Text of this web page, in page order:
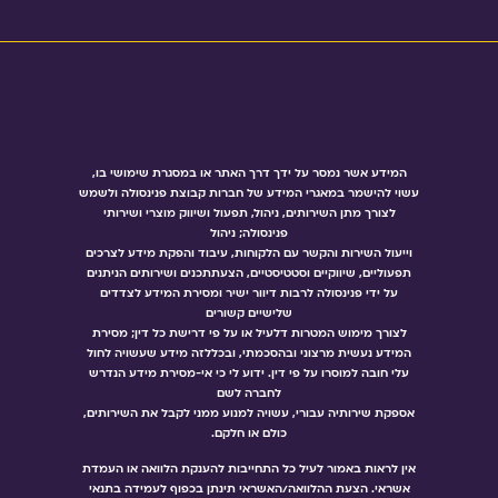
המידע אשר נמסר על ידך דרך האתר או במסגרת שימושי בו,
עשוי להישמר במאגרי המידע של חברות קבוצת פנינסולה ולשמש
לצורך מתן השירותים, ניהול, תפעול ושיווק מוצרי ושירותי
פנינסולה; ניהול
וייעול השירות והקשר עם הלקוחות, עיבוד והפקת מידע לצרכים
תפעוליים, שיווקיים וסטטיסטיים, הצעתתכנים ושירותים הניתנים
על ידי פנינסולה לרבות דיוור ישיר ומסירת המידע לצדדים
שלישיים קשורים
לצורך מימוש המטרות דלעיל או על פי דרישת כל דין; מסירת
המידע נעשית מרצוני ובהסכמתי, ובכללזה מידע שעשויה לחול
עלי חובה למוסרו על פי דין. ידוע לי כי אי-מסירת מידע הנדרש
לחברה לשם
אספקת שירותיה עבורי, עשויה למנוע ממני לקבל את השירותים,
כולם או חלקם.
אין לראות באמור לעיל כל התחייבות להענקת הלוואה או העמדת
אשראי. הצעת ההלוואה/האשראי תינתן בכפוף לעמידה בתנאי